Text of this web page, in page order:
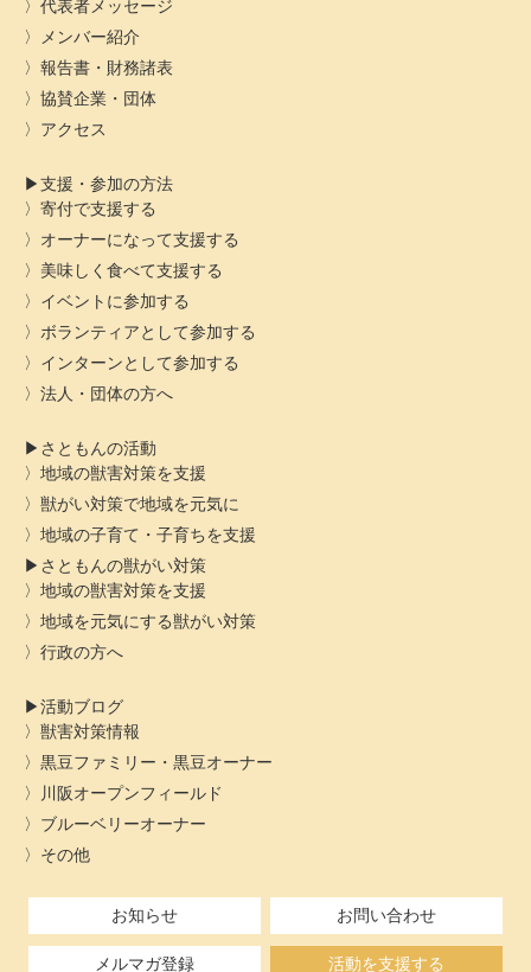
代表者メッセージ
メンバー紹介
報告書・財務諸表
協賛企業・団体
アクセス
支援・参加の方法
寄付で支援する
オーナーになって支援する
美味しく食べて支援する
イベントに参加する
ボランティアとして参加する
インターンとして参加する
法人・団体の方へ
さともんの活動
地域の獣害対策を支援
獣がい対策で地域を元気に
地域の子育て・子育ちを支援
さともんの獣がい対策
地域の獣害対策を支援
地域を元気にする獣がい対策
行政の方へ
活動ブログ
獣害対策情報
黒豆ファミリー・黒豆オーナー
川阪オープンフィールド
ブルーベリーオーナー
その他
お知らせ お問い合わせ
メルマガ登録 活動を支援する